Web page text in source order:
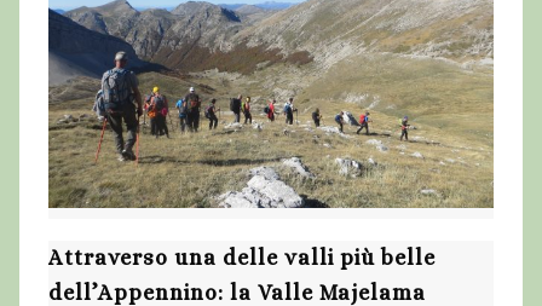
Attraverso una delle valli più belle
dell’Appennino: la Valle Majelama